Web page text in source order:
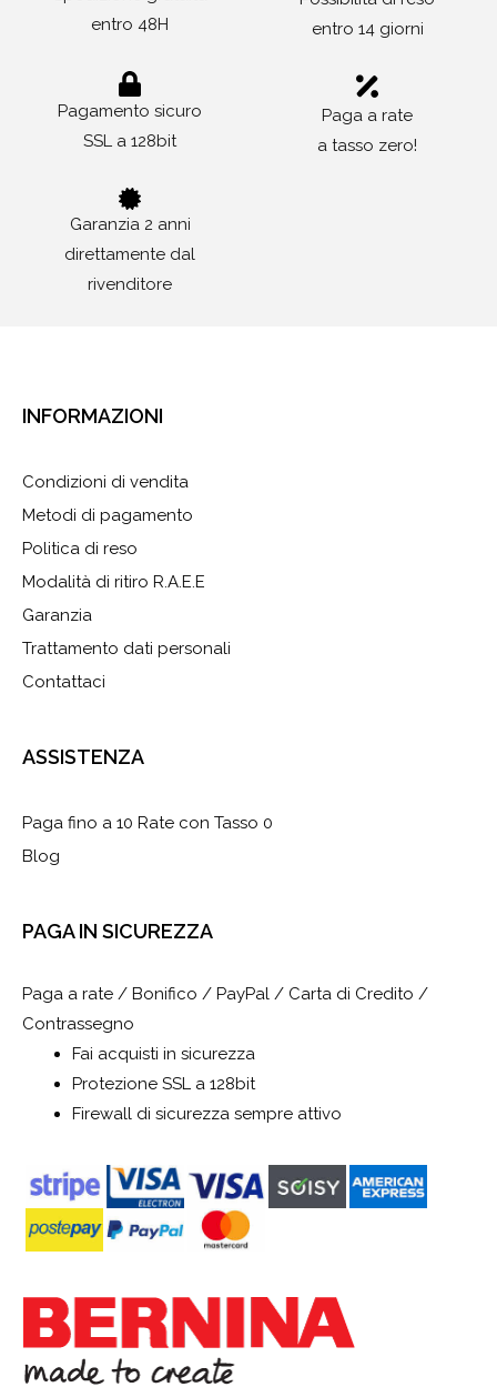
entro 48H
entro 14 giorni
Pagamento sicuro
SSL a 128bit
Paga a rate
a tasso zero!
Garanzia 2 anni
direttamente dal
rivenditore
INFORMAZIONI
Condizioni di vendita
Metodi di pagamento
Politica di reso
Modalità di ritiro R.A.E.E
Garanzia
Trattamento dati personali
Contattaci
ASSISTENZA
Paga fino a 10 Rate con Tasso 0
Blog
PAGA IN SICUREZZA
Paga a rate / Bonifico / PayPal / Carta di Credito /
Contrassegno
Fai acquisti in sicurezza
Protezione SSL a 128bit
Firewall di sicurezza sempre attivo